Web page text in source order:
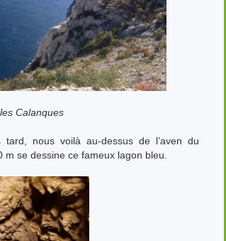
Calanques
nous voilà au-dessus de l’aven du
se dessine ce fameux lagon bleu.